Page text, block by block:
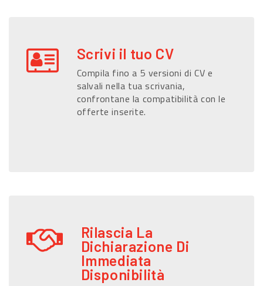
Scrivi il tuo CV
Compila fino a 5 versioni di CV e
salvali nella tua scrivania,
confrontane la compatibilità con le
offerte inserite.
Rilascia La
Dichiarazione Di
Immediata
Disponibilità